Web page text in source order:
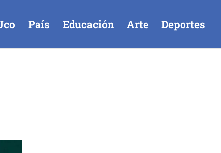
País Educación Arte Deportes